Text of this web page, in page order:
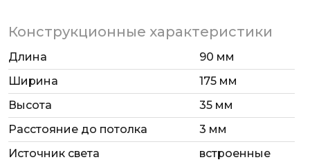
Конструкционные характеристики
Длина
90 мм
Ширина
175 мм
Высота
35 мм
Расстояние до потолка
3 мм
Источник света
встроенные